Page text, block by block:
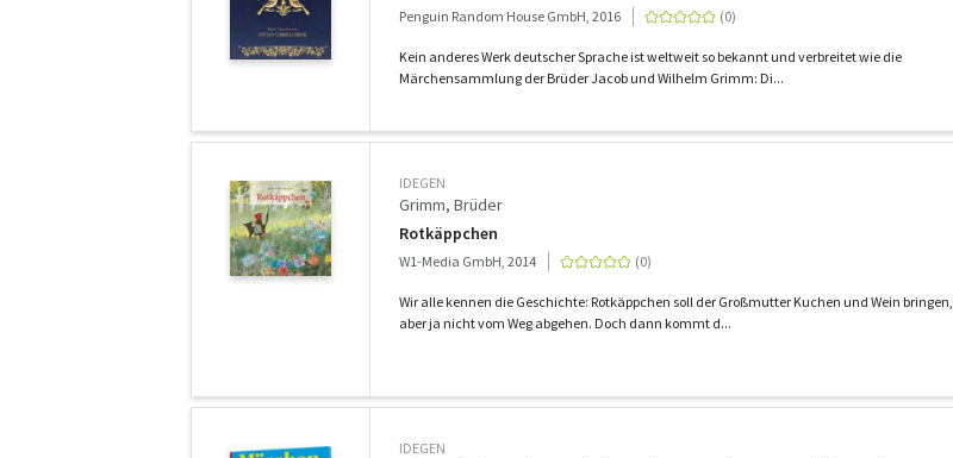
Penguin Random House GmbH, 2016
Kein anderes Werk deutscher Sprache ist weltweit so bekannt und verbreitet wie die
Märchensammlung der Brüder Jacob und Wilhelm Grimm: Di...
IDEGEN
Grimm, Brüder
Rotkäppchen
W1-Media GmbH, 2014
Wir alle kennen die Geschichte: Rotkäppchen soll der Großmutter Kuchen und Wein bringen,
aber ja nicht vom Weg abgehen. Doch dann kommt d...
IDEGEN